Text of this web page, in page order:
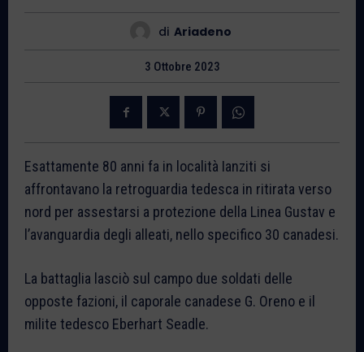
di Ariadeno
3 Ottobre 2023
Esattamente 80 anni fa in località Ianziti si
affrontavano la retroguardia tedesca in ritirata verso
nord per assestarsi a protezione della Linea Gustav e
l’avanguardia degli alleati, nello specifico 30 canadesi.
La battaglia lasciò sul campo due soldati delle
opposte fazioni, il caporale canadese G. Oreno e il
milite tedesco Eberhart Seadle.